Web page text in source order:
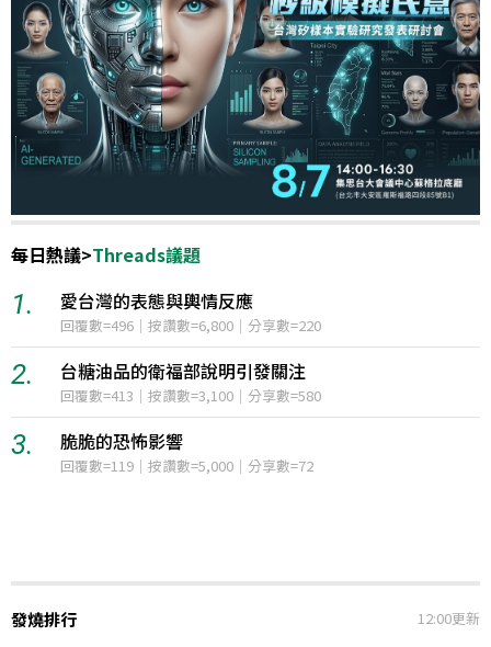
每日熱議> 國際政治
1. 俄亥俄州父親為女兒復仇開槍事件
12小時聲量=1,322
荷莫茲海峽協議談判進展與美伊關係動態
12小時聲量=1,031
3. 日本九州地震及其影響
12小時聲量=761
發燒排行 12:00更新